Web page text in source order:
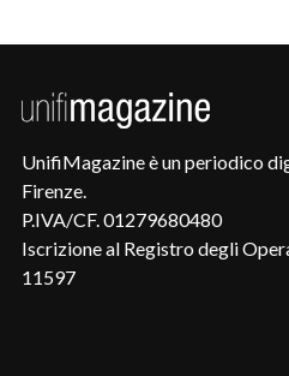
UnifiMagazine è un periodico
Firenze.
P.IVA/CF. 01279680480
Iscrizione al Registro degli
11597